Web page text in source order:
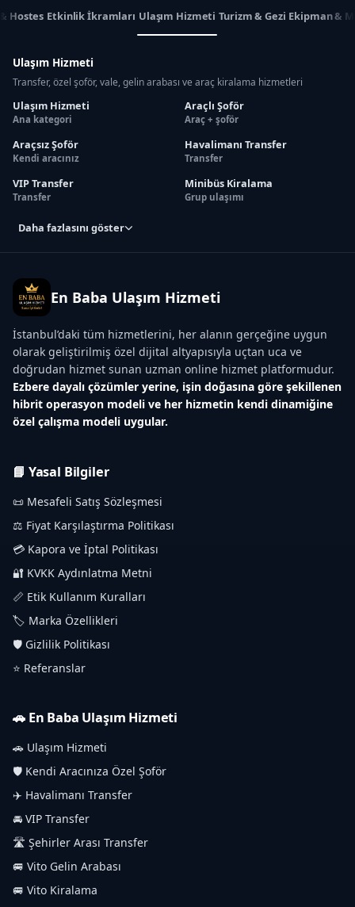
Hostes Etkinlik İkramları Ulaşım Hizmeti Turizm & Gezi Ekipman &
Ulaşım Hizmeti
Transfer, özel şoför, vale, gelin arabası ve araç kiralama hizmetleri
Ulaşım Hizmeti
Ana kategori
Araçlı Şoför
Araç + şoför
Araçsız Şoför
Kendi aracınız
Havalimanı Transfer
Transfer
VIP Transfer
Transfer
Minibüs Kiralama
Grup ulaşımı
Daha fazlasını göster
En Baba Ulaşım Hizmeti
İstanbul’daki tüm hizmetlerini, her alanın gerçeğine uygun
olarak geliştirilmiş özel dijital altyapısıyla uçtan uca ve
doğrudan hizmet sunan uzman online hizmet platformudur.
Ezbere dayalı çözümler yerine, işin doğasına göre şekillenen
hibrit operasyon modeli ve her hizmetin kendi dinamiğine
özel çalışma modeli uygular.
📘 Yasal Bilgiler
📜 Mesafeli Satış Sözleşmesi
⚖️ Fiyat Karşılaştırma Politikası
💳 Kapora ve İptal Politikası
🔐 KVKK Aydınlatma Metni
📏 Etik Kullanım Kuralları
🏷️ Marka Özellikleri
🛡️ Gizlilik Politikası
⭐ Referanslar
🚗 En Baba Ulaşım Hizmeti
🚗 Ulaşım Hizmeti
🛡️ Kendi Aracınıza Özel Şoför
✈️ Havalimanı Transfer
🚘 VIP Transfer
🛣️ Şehirler Arası Transfer
🚐 Vito Gelin Arabası
🚐 Vito Kiralama